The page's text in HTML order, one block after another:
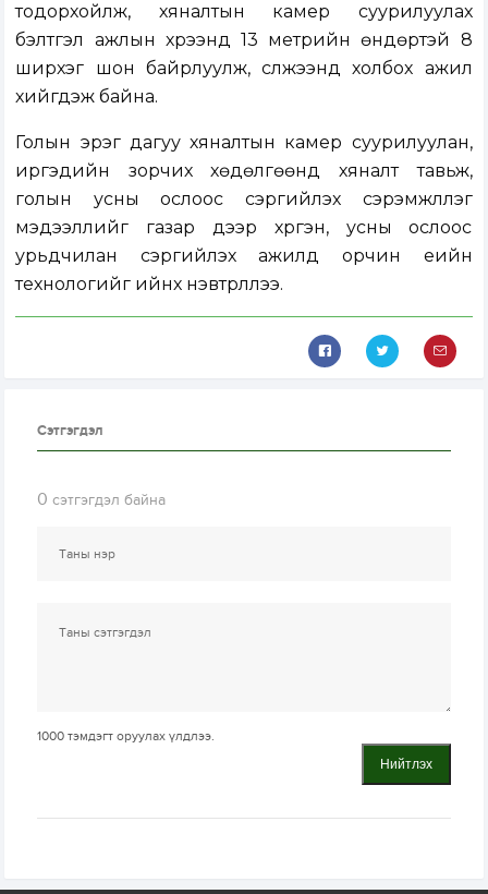
тодорхойлж, хяналтын камер суурилуулах
бэлтгэл ажлын хүрээнд 13 метрийн өндөртэй 8
ширхэг шон байрлуулж, сүлжээнд холбох ажил
хийгдэж байна.
Голын эрэг дагуу хяналтын камер суурилуулан,
иргэдийн зорчих хөдөлгөөнд хяналт тавьж,
голын усны ослоос сэргийлэх сэрэмжлүүлэг
мэдээллийг газар дээр хүргэн, усны ослоос
урьдчилан сэргийлэх ажилд орчин үеийн
технологийг ийнхүү нэвтрүүллээ.
Сэтгэгдэл
0 сэтгэгдэл байна
1000 тэмдэгт оруулах үлдлээ.
Нийтлэх